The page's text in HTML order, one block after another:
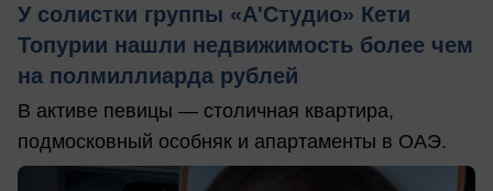
У солистки группы «А'Студио» Кети
Топурии нашли недвижимость более чем
на полмиллиарда рублей
В активе певицы — столичная квартира,
подмосковный особняк и апартаменты в ОАЭ.